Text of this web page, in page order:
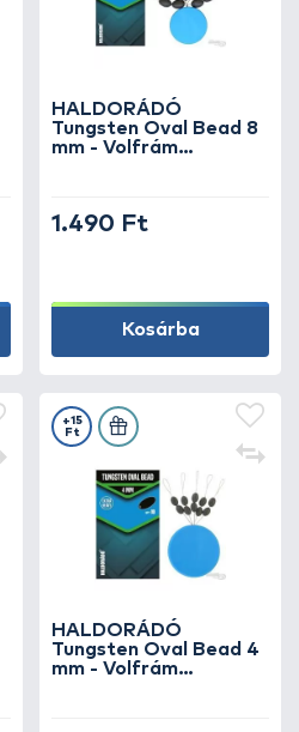
HALDORÁDÓ
Tungsten Oval Bead 8
mm - Volfrám
1.490 Ft
Kosárba
HALDORÁDÓ
Tungsten Oval Bead 4
mm - Volfrám
+15
Ft